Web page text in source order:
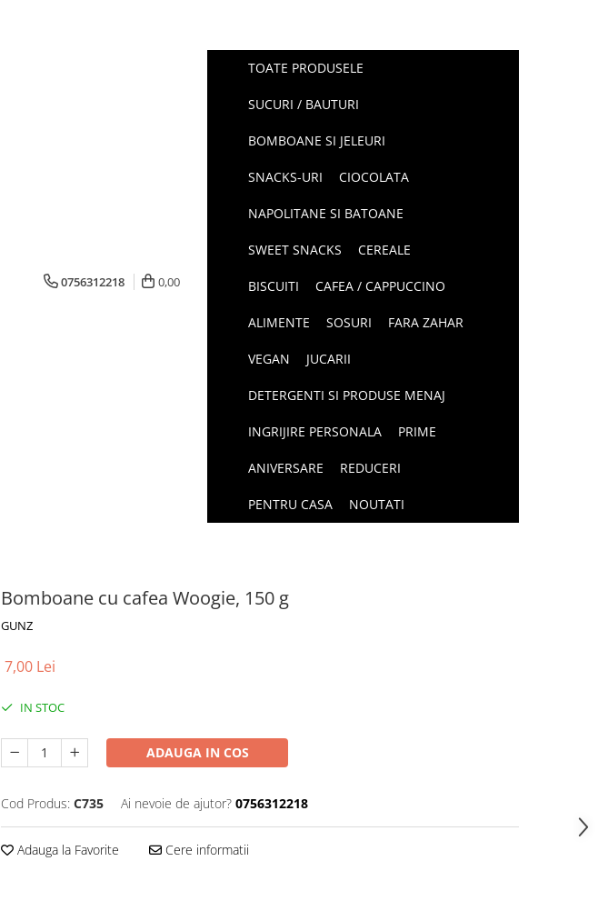
0756312218 0,00
TOATE PRODUSELE
SUCURI / BAUTURI
BOMBOANE SI JELEURI
SNACKS-URI CIOCOLATA
NAPOLITANE SI BATOANE
SWEET SNACKS CEREALE
BISCUITI CAFEA / CAPPUCCINO
ALIMENTE SOSURI FARA ZAHAR
VEGAN JUCARII
DETERGENTI SI PRODUSE MENAJ
INGRIJIRE PERSONALA PRIME
ANIVERSARE REDUCERI
PENTRU CASA NOUTATI
Bomboane cu cafea Woogie, 150 g
GUNZ
7,00 Lei
IN STOC
ADAUGA IN COS
Cod Produs: C735 Ai nevoie de ajutor? 0756312218
Adauga la Favorite Cere informatii